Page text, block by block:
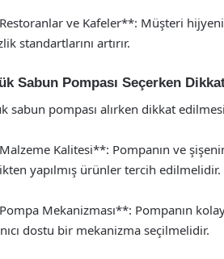
ve Kafeler**: Müşteri
standartlarını artırır.
Sabun Pompası Seçerken
sabun pompası alırken dikkat
Kalitesi**: Pompanın ve
yapılmış ürünler tercih edilmelidir.
Mekanizması**: Pompanın
dostu bir mekanizma seçilmelidir.